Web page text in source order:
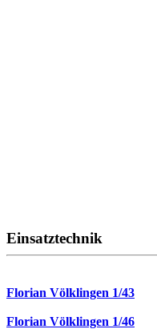
Einsatztechnik
Florian Völklingen 1/43
Florian Völklingen 1/46